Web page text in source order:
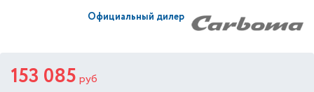
Официальный дилер
153 085 руб